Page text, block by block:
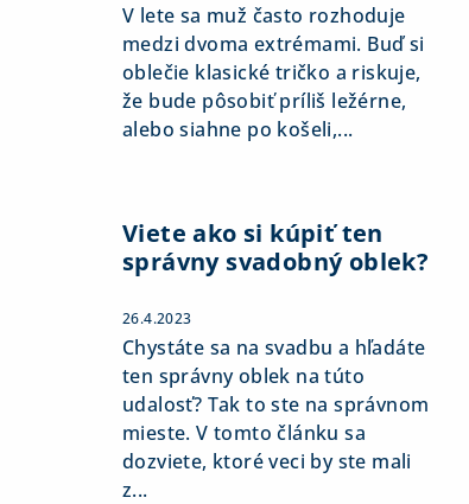
V lete sa muž často rozhoduje
medzi dvoma extrémami. Buď si
oblečie klasické tričko a riskuje,
že bude pôsobiť príliš ležérne,
alebo siahne po košeli,...
Viete ako si kúpiť ten
správny svadobný oblek?
26.4.2023
Chystáte sa na svadbu a hľadáte
ten správny oblek na túto
udalosť? Tak to ste na správnom
mieste. V tomto článku sa
dozviete, ktoré veci by ste mali
z...